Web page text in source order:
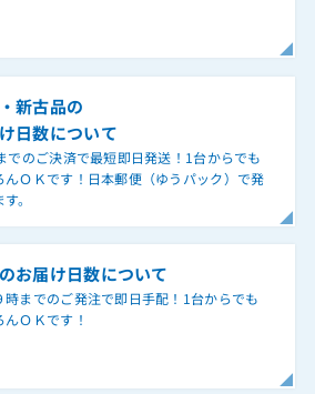
新古品の
日数について
でのご決済で最短即日発送！1台からでも
んＯＫです！日本郵便（ゆうパック）で発
。
お届け日数について
時までのご発注で即日手配！1台からでも
んＯＫです！